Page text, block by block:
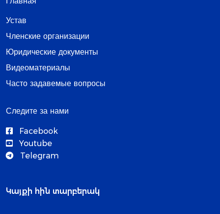
Устав
Членские организации
Юридические документы
Видеоматериалы
Часто задавемые вопросы
Следите за нами
Facebook
Youtube
Telegram
Կայքի հին տարբերակ